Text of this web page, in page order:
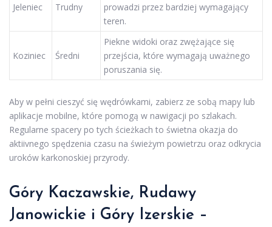
Jeleniec Trudny
prowadzi przez bardziej wymagający
teren.
Koziniec Średni
Piekne widoki oraz zwężające się
przejścia, które wymagają uważnego
poruszania się.
Aby w pełni cieszyć się wędrówkami, zabierz ze sobą mapy lub
aplikacje mobilne, które pomogą w nawigacji po szlakach.
Regularne spacery po tych ścieżkach to świetna okazja do
aktiivnego spędzenia czasu na świeżym powietrzu oraz odkrycia
uroków karkonoskiej przyrody.
Góry Kaczawskie, Rudawy
Janowickie i Góry Izerskie –